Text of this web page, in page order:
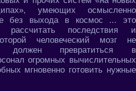
умеющих осмысленно
без выхода в космос ... это
рассчитать последствия и
человеческий мозг не
должен превратиться в
огромных вычислительных
мгновенно готовить нужные